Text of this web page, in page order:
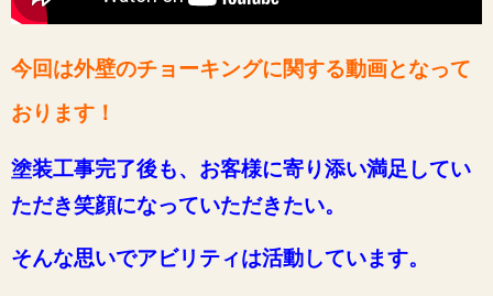
今回は外壁のチョーキングに関する動画となって
おります ！
塗装工事完了後も、お客様に寄り添い満足してい
ただき笑顔になっていただきたい。
そんな思いでアビリティは活動しています。